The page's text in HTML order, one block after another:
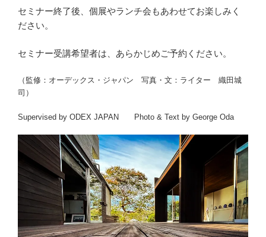
セミナー終了後、個展やランチ会もあわせてお楽しみく
ださい。
セミナー受講希望者は、あらかじめご予約ください。
（監修：オーデックス・ジャパン 写真・文：ライター 織田城
司）
Supervised by ODEX JAPAN Photo & Text by George Oda